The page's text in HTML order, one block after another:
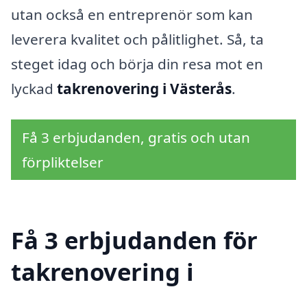
utan också en entreprenör som kan
leverera kvalitet och pålitlighet. Så, ta
steget idag och börja din resa mot en
lyckad takrenovering i Västerås.
Få 3 erbjudanden, gratis och utan
förpliktelser
Få 3 erbjudanden för
takrenovering i